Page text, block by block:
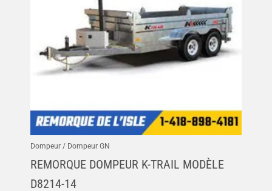
Dompeur / Dompeur GN
REMORQUE DOMPEUR K-TRAIL MODÈLE
D8214-14